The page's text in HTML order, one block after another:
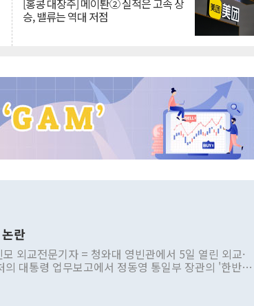
[홍콩 대장주] 메이퇀② 실적은 고속 상
승, 밸류는 역대 저점
란
외교전문기자 = 청와대 영빈관에서 5일 열린 외교·
의 대통령 업무보고에서 정동영 통일부 장관의 '한반도
조율을 거치지 않은 사안을 정책으로 추진하겠다고 공